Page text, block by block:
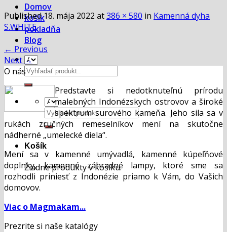
Domov
košík
pokladňa
Blog
Hľadať:
Hľadať:
Košík
Žiadne produkty v košíku.
Published18. mája 2022 at386 × 580 in Kamenná dyha
S.WHITE
← Previous
Next →
O nás
Predstavte si nedotknuteľnú prírodu
malebných Indonézskych ostrovov a široké
spektrum surového kameňa. Jeho sila sa v
rukách zručných remeselníkov mení na skutočne
nádherné „umelecké diela“.
Mení sa v kamenné umývadlá, kamenné kúpeľňové
doplnky, kamenné záhradné lampy, ktoré sme sa
rozhodli priniesť z Indonézie priamo k Vám, do Vašich
domovov.
Viac o Magmakam...
Prezrite si naše katalógy